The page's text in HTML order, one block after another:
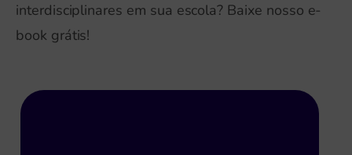
interdisciplinares em sua escola? Baixe nosso e-
book grátis!